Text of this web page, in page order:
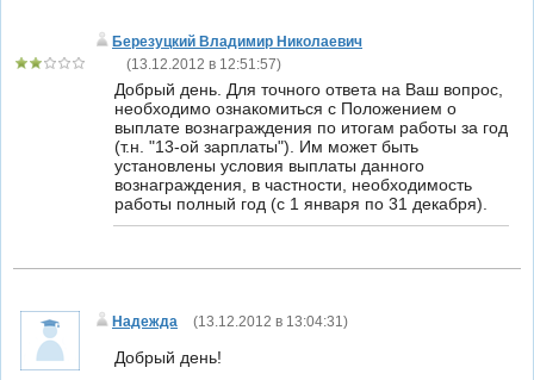
Березуцкий Владимир Николаевич
(13.12.2012 в 12:51:57)
Добрый день. Для точного ответа на Ваш вопрос,
необходимо ознакомиться с Положением о
выплате вознаграждения по итогам работы за год
(т.н. "13-ой зарплаты"). Им может быть
установлены условия выплаты данного
вознаграждения, в частности, необходимость
работы полный год (с 1 января по 31 декабря).
Надежда (13.12.2012 в 13:04:31)
Добрый день!